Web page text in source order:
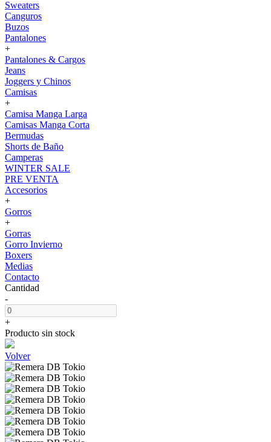
Sweaters
Canguros
Buzos
Pantalones
+
Pantalones & Cargos
Jeans
Joggers y Chinos
Camisas
+
Camisa Manga Larga
Camisas Manga Corta
Bermudas
Shorts de Baño
Camperas
WINTER SALE
PRE VENTA
Accesorios
+
Gorros
+
Gorras
Gorro Invierno
Boxers
Medias
Contacto
Cantidad
-
+
Producto sin stock
Volver